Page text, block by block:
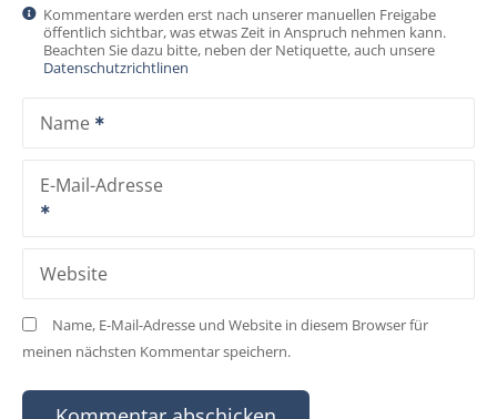
Kommentare werden erst nach unserer manuellen Freigabe
öffentlich sichtbar, was etwas Zeit in Anspruch nehmen kann.
Beachten Sie dazu bitte, neben der Netiquette, auch unsere
Datenschutzrichtlinen
Name
E-Mail-Adresse
Website
Name, E-Mail-Adresse und Website in diesem Browser für
meinen nächsten Kommentar speichern.